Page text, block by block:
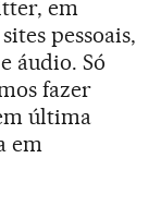
em
pessoais,
áudio. Só
fazer
última
em